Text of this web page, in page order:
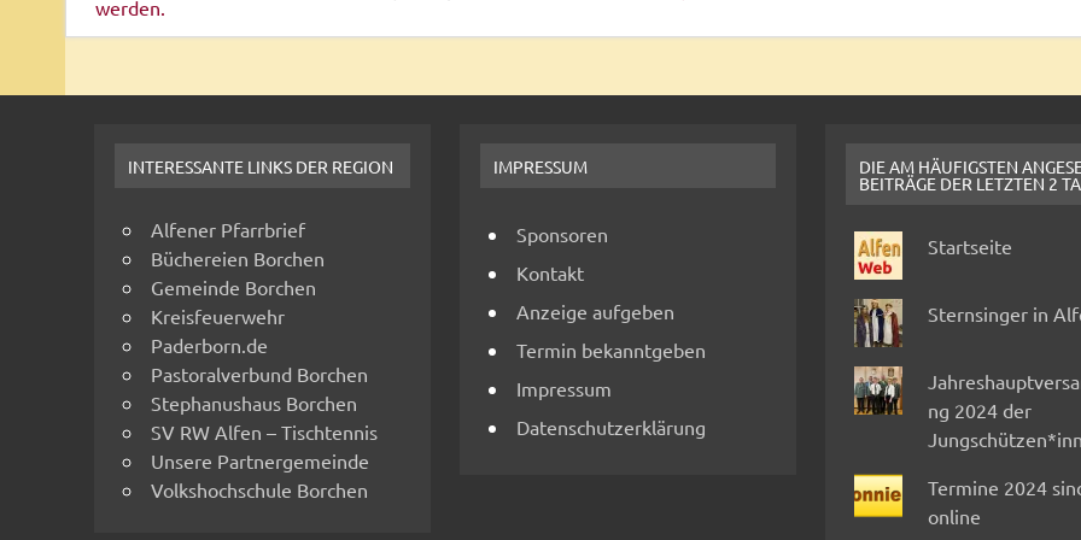
werden.
INTERESSANTE LINKS DER REGION
Alfener Pfarrbrief
Büchereien Borchen
Gemeinde Borchen
Kreisfeuerwehr
Paderborn.de
Pastoralverbund Borchen
Stephanushaus Borchen
SV RW Alfen – Tischtennis
Unsere Partnergemeinde
Volkshochschule Borchen
IMPRESSUM
Sponsoren
Kontakt
Anzeige aufgeben
Termin bekanntgeben
Impressum
Datenschutzerklärung
DIE AM HÄUFIGSTEN
BEITRÄGE DER LETZTEN 2
Startseite
Sternsinger in
ng 2024 der
Termine 2024
online